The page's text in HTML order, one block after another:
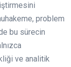
problem
bu sürecin
ve analitik